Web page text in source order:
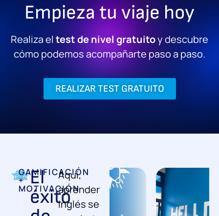
Empieza tu viaje hoy
Realiza el test de nivel gratuitoy descubre
cómo podemos acompañarte paso a paso.
REALIZAR TEST GRATUITO
GAMIFICACIÓN
+
MOTIVACIÓN
El
éxito
Aquí,
aprender
inglés se